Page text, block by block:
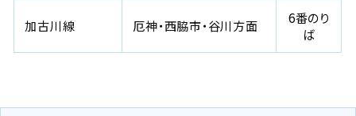
加古川線 厄神・西脇市・谷川方面
6番のり
ば